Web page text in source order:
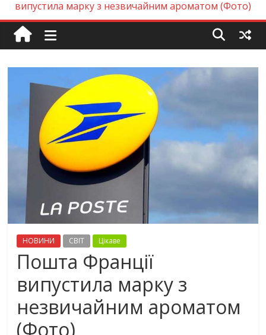
випустила марку з незвичайним ароматом (Фото)
НОВИНИ СВІТ Цікаве
Пошта Франції
випустила марку з
незвичайним ароматом
(Фото)